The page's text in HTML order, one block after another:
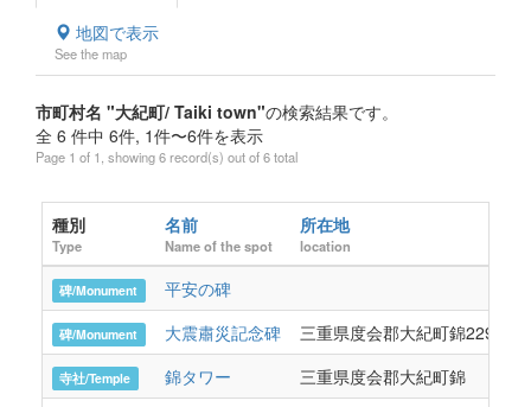
地図で表示
See the map
市町村名 "大紀町/ Taiki town"の検索結果です。
全 6 件中 6件, 1件〜6件を表示
Page 1 of 1, showing 6 record(s) out of 6 total
種別
Type
名前
Name of the spot
所在地
location
碑/Monument 平安の碑
碑/Monument 大震肅災記念碑 三重県度会郡大紀町錦229番
寺社/Temple 錦タワー 三重県度会郡大紀町錦